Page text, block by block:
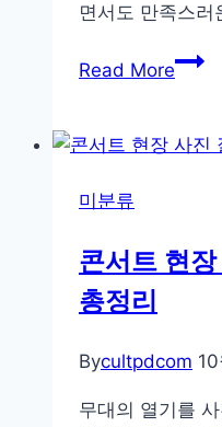
라
르
법
면서도 만족스
Read More전
처
사
경
림
미분류
콘서트 현
총정리
Bycultpdcom
무대의 열기를